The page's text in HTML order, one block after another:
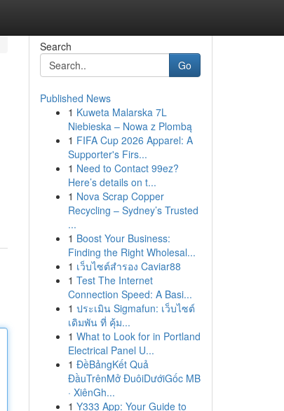
Search
Go
Published News
1 Kuweta Malarska 7L
Niebieska – Nowa z Plombą
1 FIFA Cup 2026 Apparel: A
Supporter's Firs...
1 Need to Contact 99ez?
Here’s details on t...
1 Nova Scrap Copper
Recycling – Sydney’s Trusted
...
1 Boost Your Business:
Finding the Right Wholesal...
1 เว็บไซต์สำรอง Caviar88
1 Test The Internet
Connection Speed: A Basi...
1 ประเมิน Sigmafun: เว็บไซต์
เดิมพัน ที่ คุ้ม...
1 What to Look for in Portland
Electrical Panel U...
1 ĐềBảngKết Quả
ĐầuTrênMở ĐuôiDướiGốc MB
· XiênGh...
1 Y333 App: Your Guide to